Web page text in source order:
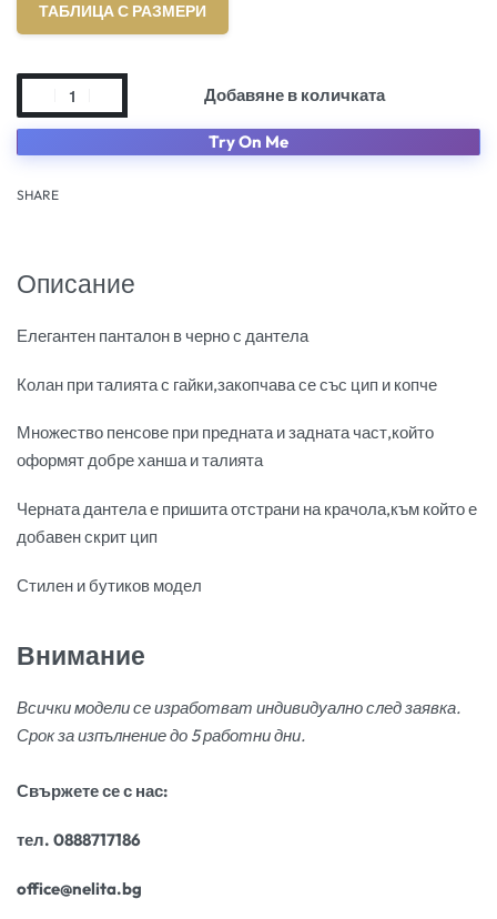
ТАБЛИЦА С РАЗМЕРИ
Добавяне в количката
Try On Me
SHARE
Описание
Елегантен панталон в черно с дантела
Колан при талията с гайки,закопчава се със цип и копче
Множество пенсове при предната и задната част,който
оформят добре ханша и талията
Черната дантела е пришита отстрани на крачола,към който е
добавен скрит цип
Стилен и бутиков модел
Внимание
Всички модели се изработват индивидуално след заявка.
Срок за изпълнение до 5 работни дни.
Свържете се с нас:
тел. 0888717186
office@nelita.bg